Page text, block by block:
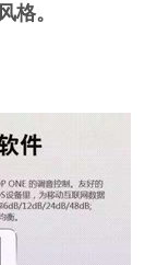
格。